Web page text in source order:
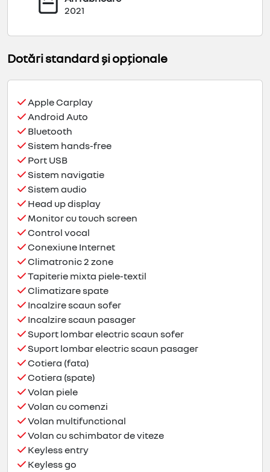
2021
Dotări standard și opționale
Apple Carplay
Android Auto
Bluetooth
Sistem hands-free
Port USB
Sistem navigatie
Sistem audio
Head up display
Monitor cu touch screen
Control vocal
Conexiune Internet
Climatronic 2 zone
Tapiterie mixta piele-textil
Climatizare spate
Incalzire scaun sofer
Incalzire scaun pasager
Suport lombar electric scaun sofer
Suport lombar electric scaun pasager
Cotiera (fata)
Cotiera (spate)
Volan piele
Volan cu comenzi
Volan multifunctional
Volan cu schimbator de viteze
Keyless entry
Keyless go